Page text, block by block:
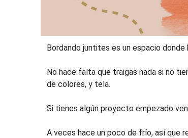
Bordando juntites es un espacio
No hace falta que traigas nada si no
de colores, y tela.
Si tienes algún proyecto empezado
A veces hace un poco de frío, así que